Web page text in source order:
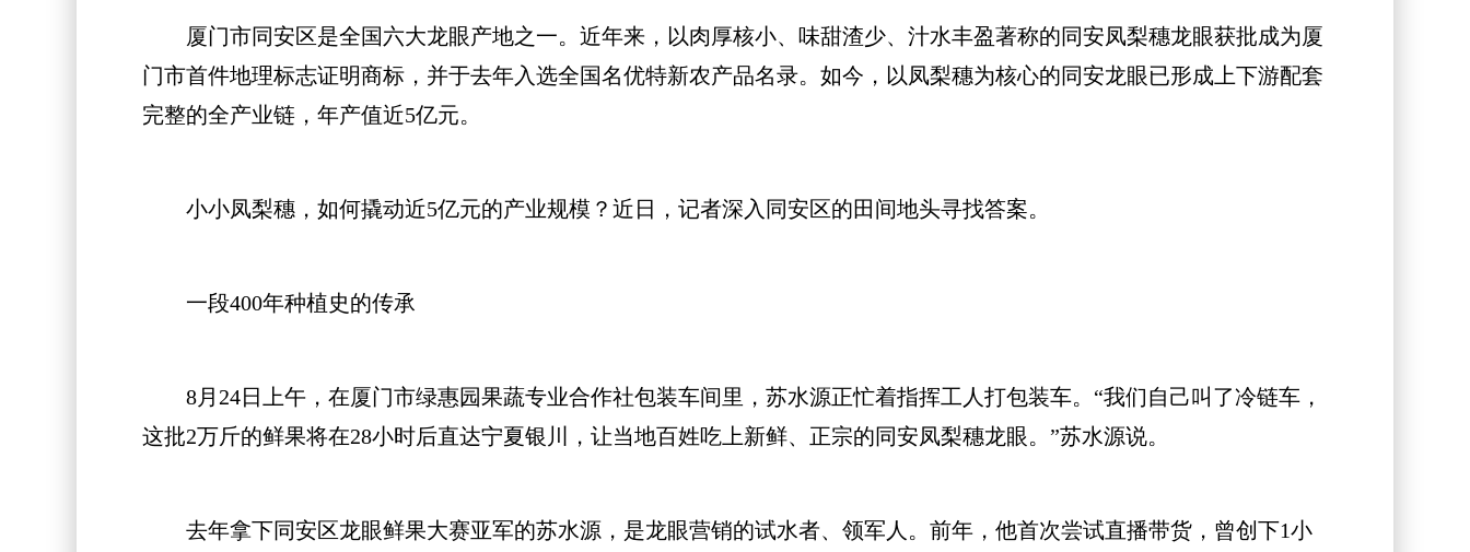
厦门市同安区是全国六大龙眼产地之一。近年来，以肉厚核小、味甜渣少、汁水丰盈著称的同安凤梨穗龙眼获批成为厦
门市首件地理标志证明商标，并于去年入选全国名优特新农产品名录。如今，以凤梨穗为核心的同安龙眼已形成上下游配套
完整的全产业链，年产值近5亿元。
小小凤梨穗，如何撬动近5亿元的产业规模？近日，记者深入同安区的田间地头寻找答案。
一段400年种植史的传承
8月24日上午，在厦门市绿惠园果蔬专业合作社包装车间里，苏水源正忙着指挥工人打包装车。“我们自己叫了冷链车，
这批2万斤的鲜果将在28小时后直达宁夏银川，让当地百姓吃上新鲜、正宗的同安凤梨穗龙眼。”苏水源说。
去年拿下同安区龙眼鲜果大赛亚军的苏水源，是龙眼营销的试水者、领军人。前年，他首次尝试直播带货，曾创下1小